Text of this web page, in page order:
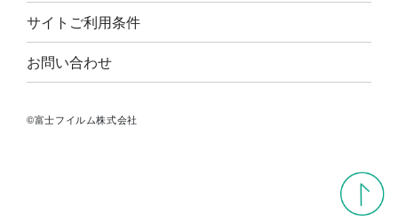
サイトご利用条件
お問い合わせ
©富士フイルム株式会社